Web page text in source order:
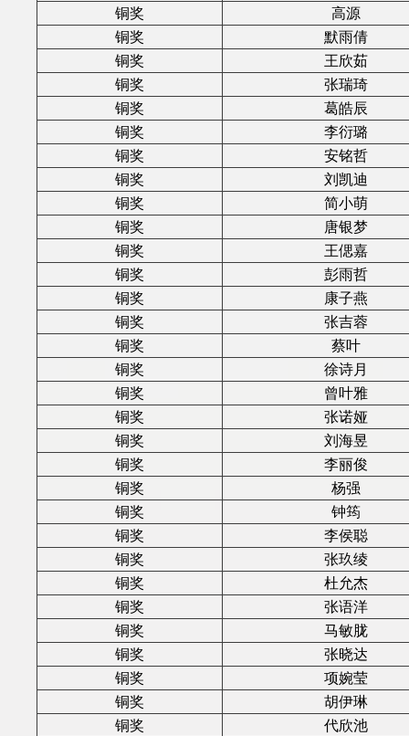
铜奖
高源
铜奖
默雨倩
铜奖
王欣茹
铜奖
张瑞琦
铜奖
葛皓辰
铜奖
李衍璐
铜奖
安铭哲
铜奖
刘凯迪
铜奖
简小萌
铜奖
唐银梦
铜奖
王偲嘉
铜奖
彭雨哲
铜奖
康子燕
铜奖
张吉蓉
铜奖
蔡叶
铜奖
徐诗月
铜奖
曾叶雅
铜奖
张诺娅
铜奖
刘海昱
铜奖
李丽俊
铜奖
杨强
铜奖
钟筠
铜奖
李侯聪
铜奖
张玖绫
铜奖
杜允杰
铜奖
张语洋
铜奖
马敏胧
铜奖
张晓达
铜奖
项婉莹
铜奖
胡伊琳
铜奖
代欣池